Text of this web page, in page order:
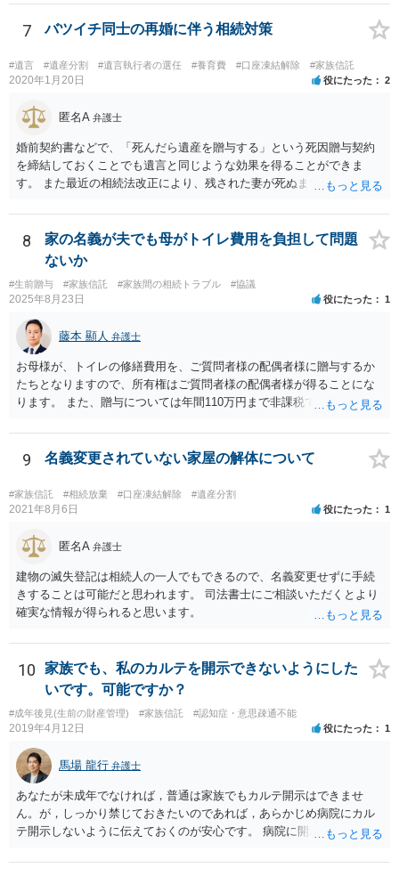
戸籍がどこにあるのかは関係ありません。 ただし、お父様が亡くなっ
たことを知ってから３か月以内に家庭裁判所にて「相続放棄」の手続
7 バツイチ同士の再婚に伴う相続対策
#遺言 #遺産分割 #遺言執行者の選任 #養育費 #口座凍結解除 #家族信託
2020年1月20日 役にたった 2
匿名A 弁護士
婚前契約書などで、「死んだら遺産を贈与する」という死因贈与契約
を締結しておくことでも遺言と同じような効果を得ることができま
す。 また最近の相続法改正により、残された妻が死ぬまで家に住み続
で、その制度を活用する方法も考えられます。 もし契約書の作成まで
視野に入れておられる場合は、お近くの弁護士、できれば相続に強い
弁護士にご相談なさるとよいでしょう。
8
家の名義が夫でも母がトイレ費用を負担して問題
ないか
#生前贈与 #家族信託 #家族間の相続トラブル #協議
2025年8月23日 役にたった 1
藤本 顯人 弁護士
お母様が、トイレの修繕費用を、ご質問者様の配偶者様に贈与するか
たちとなりますので、所有権はご質問者様の配偶者様が得ることにな
ります。 また、贈与については年間110万円まで非課税であり、トイ
9 名義変更されていない家屋の解体について
#家族信託 #相続放棄 #口座凍結解除 #遺産分割
2021年8月6日 役にたった 1
匿名A 弁護士
建物の滅失登記は相続人の一人でもできるので、名義変更せずに手続
きすることは可能だと思われます。 司法書士にご相談いただくとより
確実な情報が得られると思います。
10
家族でも、私のカルテを開示できないようにした
いです。可能ですか？
#成年後見(生前の財産管理) #家族信託 #認知症・意思疎通不能
2019年4月12日 役にたった 1
馬場 龍行 弁護士
あなたが未成年でなければ，普通は家族でもカルテ開示はできませ
ん。が，しっかり禁じておきたいのであれば，あらかじめ病院にカル
テ開示しないように伝えておくのが安心です。 病院に開示しないよう
可能性は低いのでコストパフォーマンスとしてはどうかなという感じ